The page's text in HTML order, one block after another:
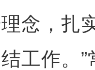
念，扎
工作。”